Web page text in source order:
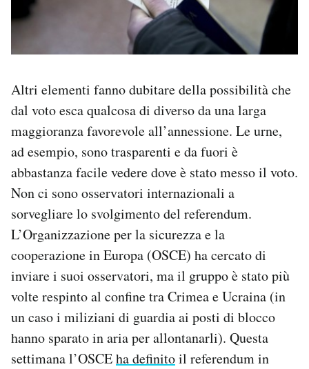
Altri elementi fanno dubitare della possibilità che
dal voto esca qualcosa di diverso da una larga
maggioranza favorevole all’annessione. Le urne,
ad esempio, sono trasparenti e da fuori è
abbastanza facile vedere dove è stato messo il voto.
Non ci sono osservatori internazionali a
sorvegliare lo svolgimento del referendum.
L’Organizzazione per la sicurezza e la
cooperazione in Europa (OSCE) ha cercato di
inviare i suoi osservatori, ma il gruppo è stato più
volte respinto al confine tra Crimea e Ucraina (in
un caso i miliziani di guardia ai posti di blocco
hanno sparato in aria per allontanarli). Questa
settimana l’OSCEha definitoil referendum in